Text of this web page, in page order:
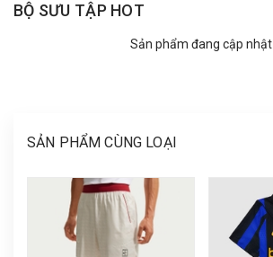
BỘ SƯU TẬP HOT
Sản phẩm đang cập nhật
SẢN PHẨM CÙNG LOẠI